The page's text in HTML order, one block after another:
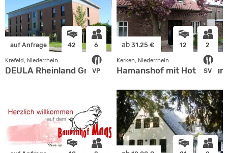
auf Anfrage 42 6
VP
Krefeld, Niederrhein
DEULA Rheinland GmbH
ab 31.25 € 12 2
SV
Kerken, Niederrhein
Hamanshof mit Hot Tub